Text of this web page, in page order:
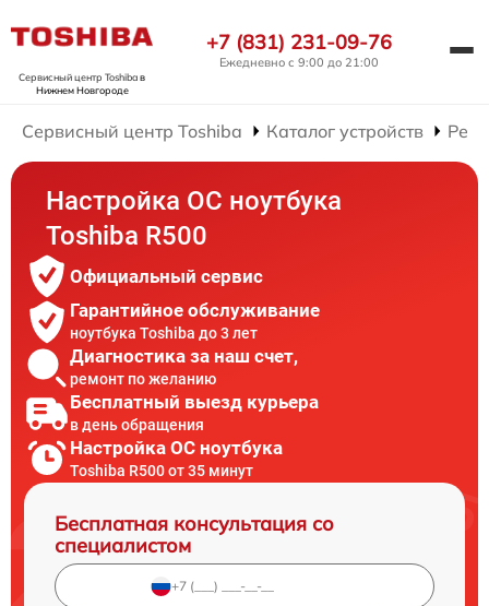
Сервисный центр Toshibaв
Нижнем Новгороде
+7 (831) 231-09-76
Ежедневно с 9:00 до 21:00
Сервисный центр Toshiba Каталог устройств
Настройка ОС ноутбука
Toshiba R500
Официальный сервис
Гарантийное обслуживание
ноутбука Toshiba до 3 лет
Диагностика за наш счет,
ремонт по желанию
Бесплатный выезд курьера
в день обращения
Настройка ОС ноутбука
Toshiba R500 от 35 минут
Бесплатная консультация со
специалистом